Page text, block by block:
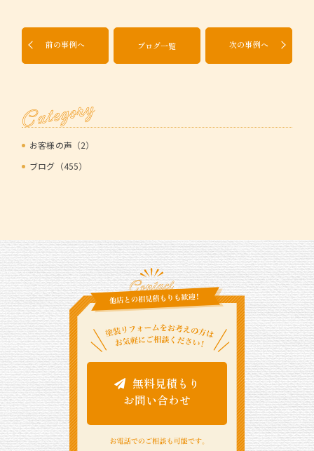
前の事例へ ブログ一覧 次の事例へ
Category
お客様の声（2）
ブログ（455）
無料見積もり
お問い合わせ